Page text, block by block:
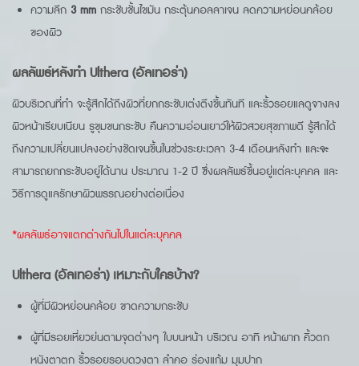
ความลึก 3 mm กระชับชั้นไขมัน กระตุ้นคอลลาเจน ลดความหย่อนคล้อย
ของผิว
ผลลัพธ์หลังทำ Ulthera (อัลเทอร่า)
ผิวบริเวณที่ทำ จะรู้สึกได้ถึงผิวที่ยกกระชับเต่งตึงขึ้นทันที และริ้วรอยแลดูจางลง
ผิวหน้าเรียบเนียน รูขุมขนกระชับ คืนความอ่อนเยาว์ให้ผิวสวยสุขภาพดี รู้สึกได้
ถึงความเปลี่ยนแปลงอย่างชัดเจนขึ้นในช่วงระยะเวลา 3-4 เดือนหลังทำ และจะ
สามารถยกกระชับอยู่ได้นาน ประมาณ 1-2 ปี ซึ่งผลลัพธ์ขึ้นอยู่แต่ละบุคคล และ
วิธีการดูแลรักษาผิวพรรณอย่างต่อเนื่อง
*ผลลัพธ์อาจแตกต่างกันไปในแต่ละบุคคล
Ulthera (อัลเทอร่า) เหมาะกับใครบ้าง?
ผู้ที่มีผิวหย่อนคล้อย ขาดความกระชับ
ผู้ที่มีรอยเหี่ยวย่นตามจุดต่างๆ ใบบนหน้า บริเวณ อาทิ หน้าผาก คิ้วตก
หนังตาตก ริ้วรอยรอบดวงตา ลำคอ ร่องแก้ม มุมปาก